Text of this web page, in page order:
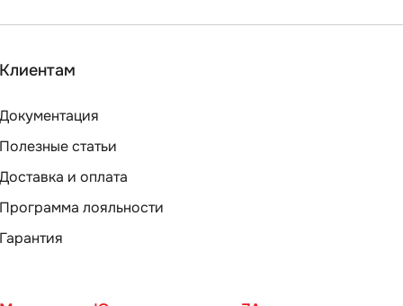
Клиентам
Документация
Полезные статьи
Доставка и оплата
Программа лояльности
Гарантия